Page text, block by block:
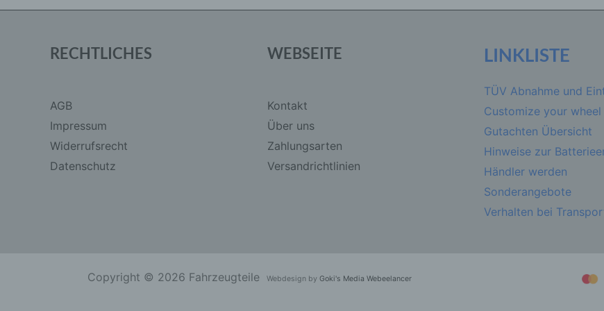
RECHTLICHES
AGB
Impressum
Widerrufsrecht
Datenschutz
WEBSEITE
Kontakt
Über uns
Zahlungsarten
Versandrichtlinien
LINKLISTE
TÜV Abnahme und
Customize your wheel
Gutachten Übersicht
Hinweise zur
Händler werden
Sonderangebote
Verhalten bei
Copyright © 2026 Fahrzeugteile Webdesign by Goki's Media Webeelancer
Verarbeitung Verantwortlichen verarbeitet werden.
c) Verarbeitung
Verarbeitung ist jeder mit oder ohne Hilfe automatisierter
ausgeführte Vorgang oder jede solche Vorgangsreihe im
Zusammenhang mit personenbezogenen Daten wie das
das Erfassen, die Organisation, das Ordnen, die
Anpassung oder Veränderung, das Auslesen, das
Verwendung, die Offenlegung durch Übermittlung,
eine andere Form der Bereitstellung, den Abgleich oder die
Verknüpfung, die Einschränkung, das Löschen oder die
personenbezogener Daten mit dem Ziel, ihre künftige
einzuschränken.